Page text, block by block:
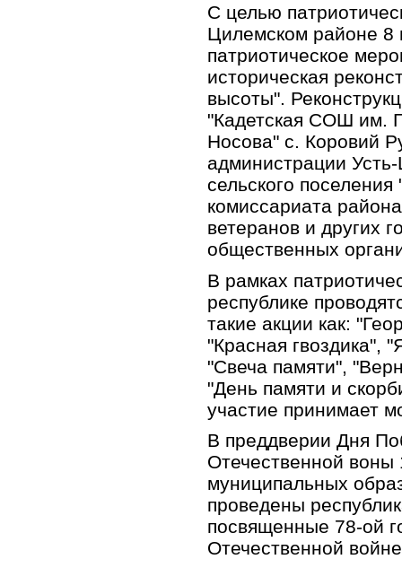
С целью
Цилемском районе 8
патриотическое
историческая
высоты".
"Кадетская СОШ им.
Носова" с. Коровий
администрации
сельского
комиссариата
ветеранов и других
общественных
В рамках
республике
такие акции как:
"Красная гвоздика",
"Свеча памяти",
"День памяти и
участие принимает
В преддверии Дня
Отечественной воны
муниципальных
проведены
посвященные 78-ой
Отечественной